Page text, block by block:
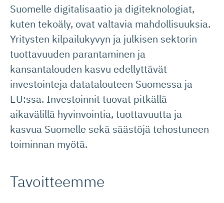
Suomelle digitalisaatio ja digiteknologiat,
kuten tekoäly, ovat valtavia mahdollisuuksia.
Yritysten kilpailukyvyn ja julkisen sektorin
tuottavuuden parantaminen ja
kansantalouden kasvu edellyttävät
investointeja datatalouteen Suomessa ja
EU:ssa. Investoinnit tuovat pitkällä
aikavälillä hyvinvointia, tuottavuutta ja
kasvua Suomelle sekä säästöjä tehostuneen
toiminnan myötä.
Tavoitteemme